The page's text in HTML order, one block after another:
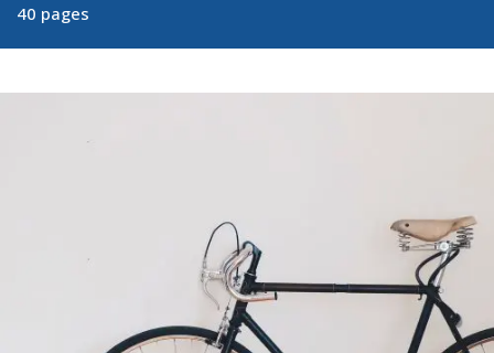
40 pages